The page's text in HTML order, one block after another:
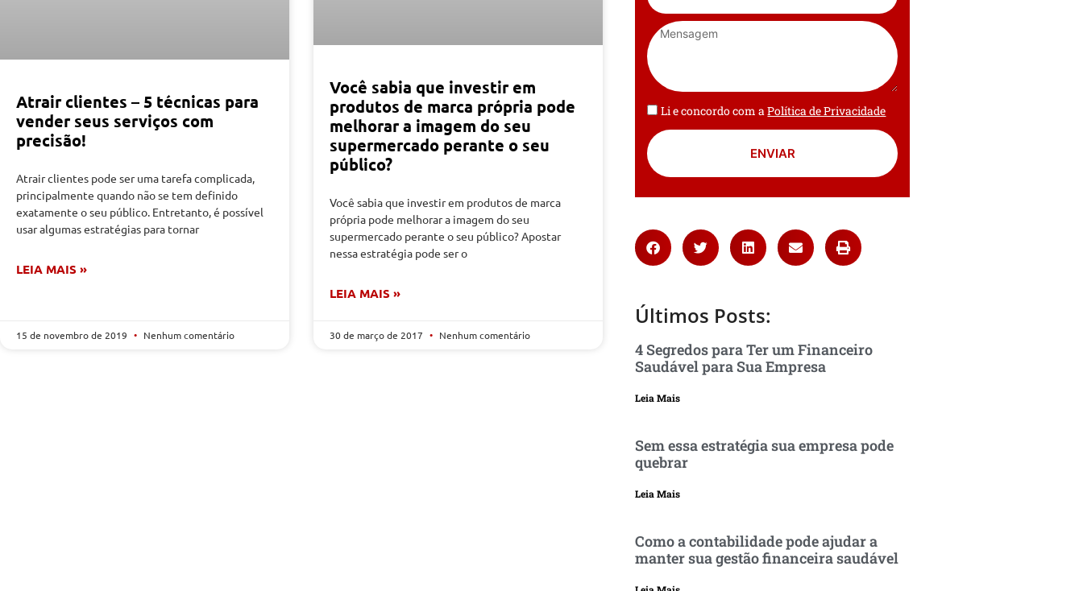
Atrair clientes – 5 técnicas para
vender seus serviços com
precisão!
Atrair clientes pode ser uma tarefa complicada,
principalmente quando não se tem definido
exatamente o seu público. Entretanto, é possível
usar algumas estratégias para tornar
LEIA MAIS »
15 de novembro de 2019 Nenhum comentário
Você sabia que investir em
produtos de marca própria pode
melhorar a imagem do seu
supermercado perante o seu
público?
Você sabia que investir em produtos de marca
própria pode melhorar a imagem do seu
supermercado perante o seu público? Apostar
nessa estratégia pode ser o
LEIA MAIS »
30 de março de 2017 Nenhum comentário
Li e concordo com aPolítica de Privacidade
ENVIAR
Últimos Posts:
4 Segredos para Ter um Financeiro
Saudável para Sua Empresa
Leia Mais
Sem essa estratégia sua empresa pode
quebrar
Leia Mais
Como a contabilidade pode ajudar a
manter sua gestão financeira saudável